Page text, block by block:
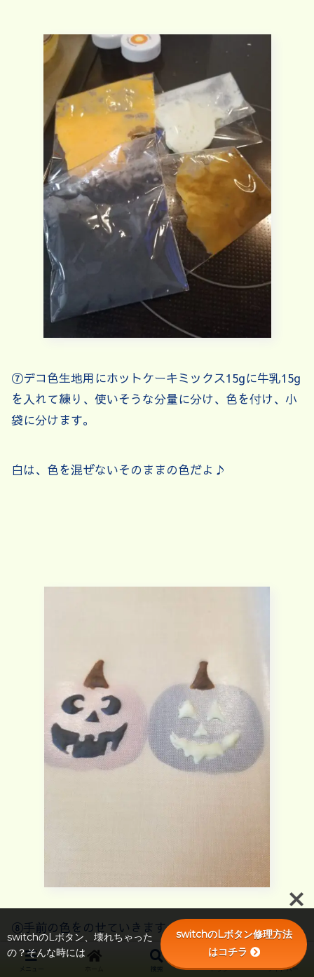
⑦デコ色生地用にホットケーキミックス15gに牛乳15g
を入れて練り、使いそうな分量に分け、色を付け、小
袋に分けます。
白は、色を混ぜないそのままの色だよ♪
⑧手前の色をのせていきます。
検索 トップ サイドバー
switchのLボタン、壊れちゃった
の？そんな時には
switchのLボタン修理方法
はコチラ